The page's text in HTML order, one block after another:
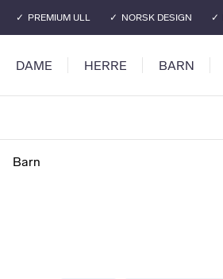
PREMIUM ULL NORSK DESIGN
DAME HERRE BARN
Barn